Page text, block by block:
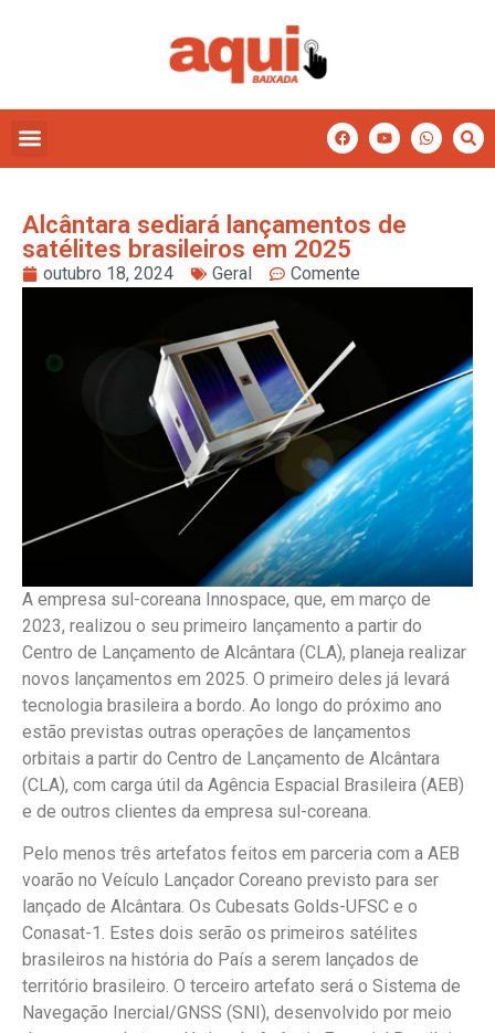
Alcântara sediará lançamentos de
satélites brasileiros em 2025
outubro 18, 2024 Geral Comente
A empresa sul-coreana Innospace, que, em março de
2023, realizou o seu primeiro lançamento a partir do
Centro de Lançamento de Alcântara (CLA), planeja realizar
novos lançamentos em 2025. O primeiro deles já levará
tecnologia brasileira a bordo. Ao longo do próximo ano
estão previstas outras operações de lançamentos
orbitais a partir do Centro de Lançamento de Alcântara
(CLA), com carga útil da Agência Espacial Brasileira (AEB)
e de outros clientes da empresa sul-coreana.
Pelo menos três artefatos feitos em parceria com a AEB
voarão no Veículo Lançador Coreano previsto para ser
lançado de Alcântara. Os Cubesats Golds-UFSC e o
Conasat-1. Estes dois serão os primeiros satélites
brasileiros na história do País a serem lançados de
território brasileiro. O terceiro artefato será o Sistema de
Navegação Inercial/GNSS (SNI), desenvolvido por meio